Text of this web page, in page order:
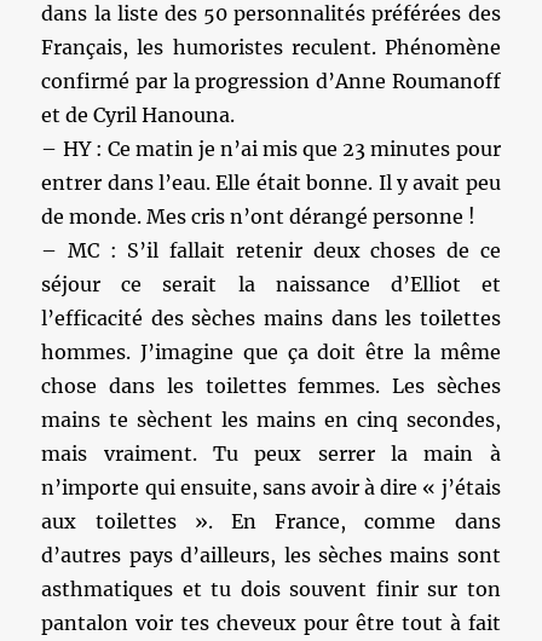
dans la liste des 50 personnalités préférées des
Français, les humoristes reculent. Phénomène
confirmé par la progression d’Anne Roumanoff
et de Cyril Hanouna.
– HY : Ce matin je n’ai mis que 23 minutes pour
entrer dans l’eau. Elle était bonne. Il y avait peu
de monde. Mes cris n’ont dérangé personne !
– MC : S’il fallait retenir deux choses de ce
séjour ce serait la naissance d’Elliot et
l’efficacité des sèches mains dans les toilettes
hommes. J’imagine que ça doit être la même
chose dans les toilettes femmes. Les sèches
mains te sèchent les mains en cinq secondes,
mais vraiment. Tu peux serrer la main à
n’importe qui ensuite, sans avoir à dire « j’étais
aux toilettes ». En France, comme dans
d’autres pays d’ailleurs, les sèches mains sont
asthmatiques et tu dois souvent finir sur ton
pantalon voir tes cheveux pour être tout à fait